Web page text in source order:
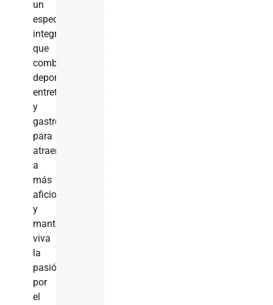
un
espectáculo
integral
que
combine
deporte,
entretenimiento
y
gastronomía
para
atraer
a
más
aficionados
y
mantener
viva
la
pasión
por
el